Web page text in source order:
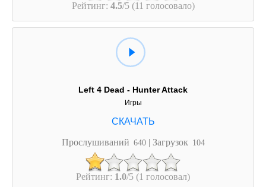
Рейтинг: 4.5/5 (11 голосовало)
Left 4 Dead - Hunter Attack
Игры
Прослушиваний 640 | Загрузок 104
Рейтинг: 1.0/5 (1 голосовал)